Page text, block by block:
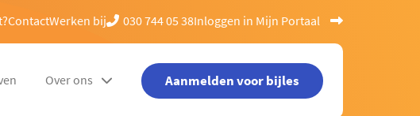
ContactWerken bij 030 744 05 38Inloggen in Mijn Portaal
Over ons Aanmelden voor bijles